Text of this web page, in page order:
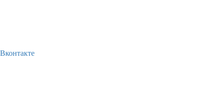
Вконтакте